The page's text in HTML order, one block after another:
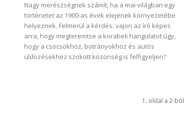
Nagy merészségnek számít, ha a mai világban egy
történetet az 1900-as évek elejének környezetébe
helyeznek. Felmerül a kérdés: vajon az író képes
arra, hogy megteremtse a korabeli hangulatot úgy,
hogy a csöcsökhöz, botrányokhoz és autós
üldözésekhez szokott közönség is felfigyeljen?
1. oldal a 2-ból